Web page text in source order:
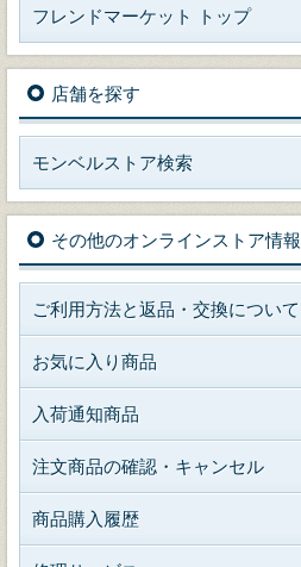
フレンドマーケット トップ
店舗を探す
モンベルストア検索
その他のオンラインストア情報
ご利用方法と返品・交換について
お気に入り商品
入荷通知商品
注文商品の確認・キャンセル
商品購入履歴